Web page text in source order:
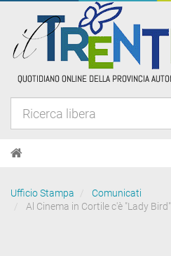
Ufficio Stampa
Comunicati
Al Cinema in Cortile c'è "Lady Bird"